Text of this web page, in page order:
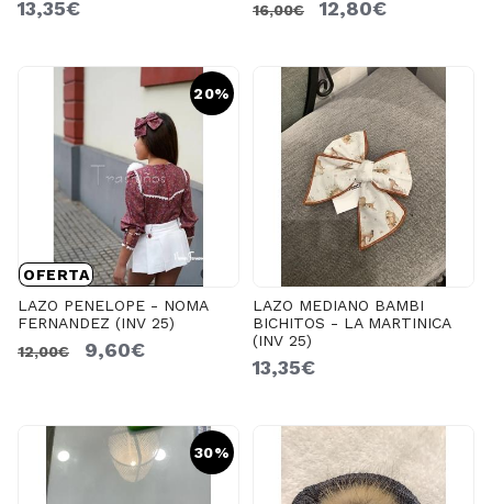
13,35€
16,00€
12,80€
20%
OFERTA
LAZO PENELOPE - NOMA
FERNANDEZ (INV 25)
12,00€
9,60€
LAZO MEDIANO BAMBI
BICHITOS - LA MARTINICA
(INV 25)
13,35€
30%